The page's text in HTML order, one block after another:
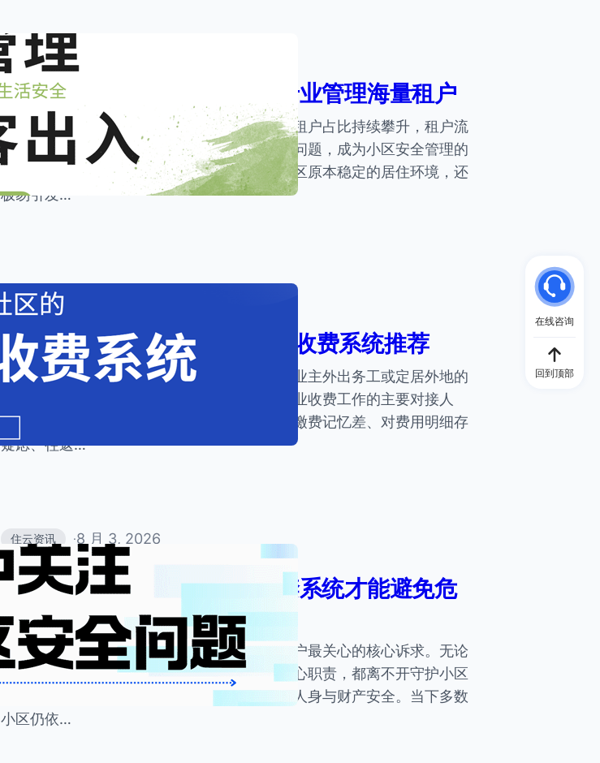
住云资讯
专注维护社区居民出入安全 专业管理海量租户
随着城市租房市场的蓬勃发展，不少住宅小区租户占比持续攀升，租户流
动性大、人员结构复杂、外来访客频繁出入等问题，成为小区安全管理的
核心痛点。大量流动人员涌入，不仅打破了小区原本稳定的居住环境，还
极易引发…
住云资讯
更适合老年人社区的物业管理收费系统推荐
如今多数居民小区呈现出老年业主常住、年轻业主外出务工或定居外地的
居住常态。老年人作为小区常住主力，成为物业收费工作的主要对接人
群。但老年人普遍存在智能设备操作不熟练、缴费记忆差、对费用明细存
疑虑、往返…
住云资讯 ·8 月 3, 2026
小区安全问题无小事 好的门禁系统才能避免危
险
小区安全是物业服务的核心底线，也是万千住户最关心的核心诉求。无论
品牌规模、服务层级如何，所有物业公司的核心职责，都离不开守护小区
出入安全、屏蔽各类人员进出隐患、保障住户人身与财产安全。当下多数
小区仍依…
在线咨询
回到顶部